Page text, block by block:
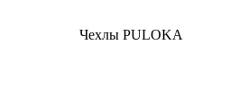
Чехлы PULOKA